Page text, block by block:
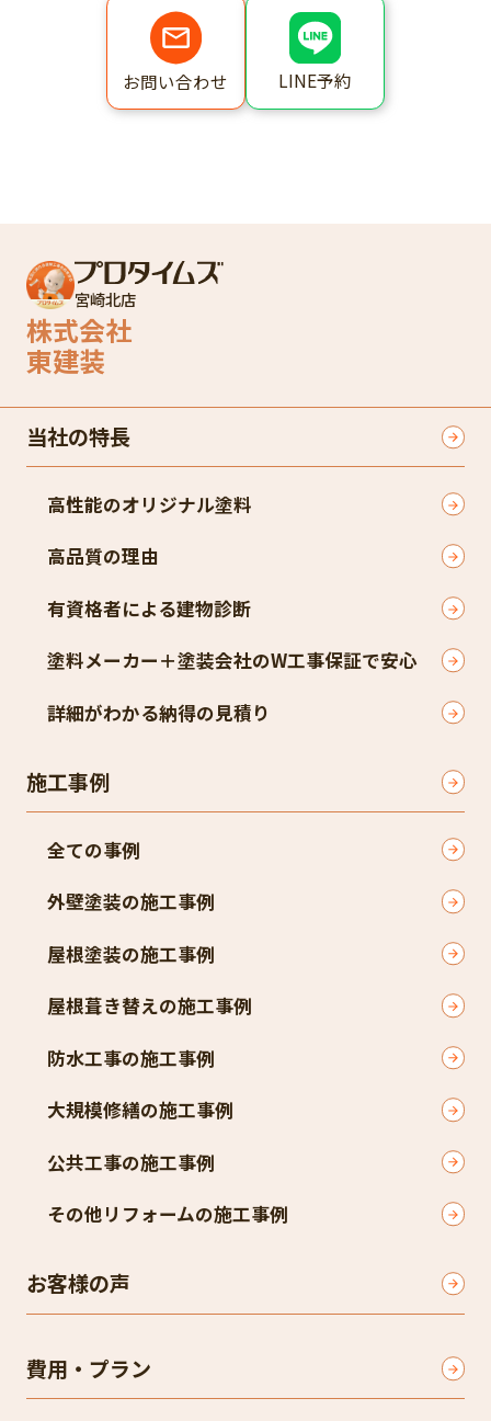
お問い合わせ LINE予約
宮崎北店
株式会社
東建装
当社の特長
高性能のオリジナル塗料
高品質の理由
有資格者による建物診断
塗料メーカー＋塗装会社のW工事保証で安心
詳細がわかる納得の見積り
施工事例
全ての事例
外壁塗装の施工事例
屋根塗装の施工事例
屋根葺き替えの施工事例
防水工事の施工事例
大規模修繕の施工事例
公共工事の施工事例
その他リフォームの施工事例
お客様の声
費用・プラン